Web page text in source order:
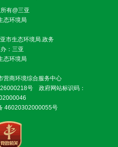
有@三亚
态环境局
市生态环境局.政务
：三亚
态环境局
营商环境综合服务中心
号
政府网站标识码：
46020302000055号